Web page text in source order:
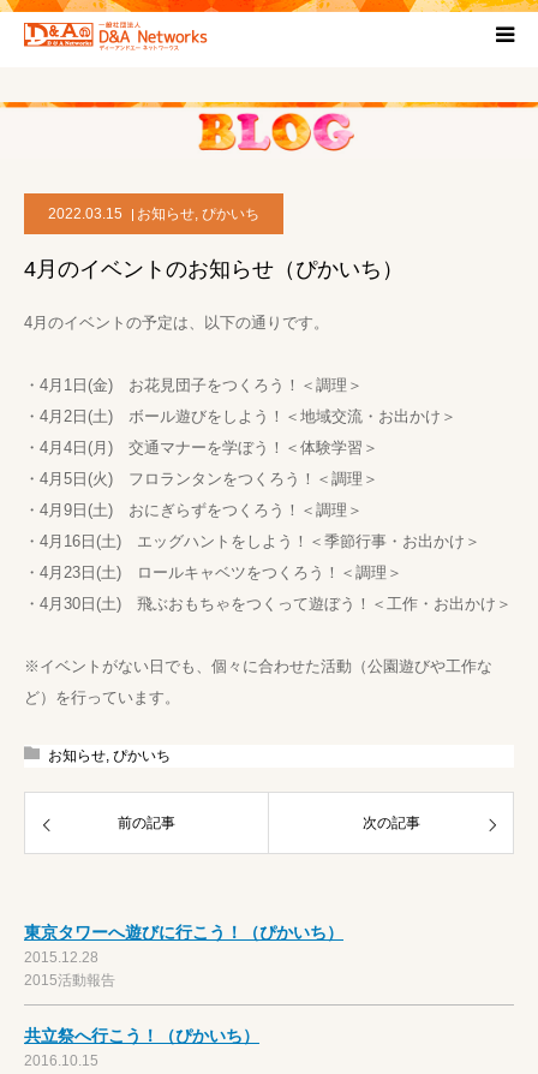
2022.03.15 お知らせ, ぴかいち
4月のイベントのお知らせ（ぴかいち）
4月のイベントの予定は、以下の通りです。
・4月1日(金) お花見団子をつくろう！＜調理＞
・4月2日(土) ボール遊びをしよう！＜地域交流・お出かけ＞
・4月4日(月) 交通マナーを学ぼう！＜体験学習＞
・4月5日(火) フロランタンをつくろう！＜調理＞
・4月9日(土) おにぎらずをつくろう！＜調理＞
・4月16日(土) エッグハントをしよう！＜季節行事・お出かけ＞
・4月23日(土) ロールキャベツをつくろう！＜調理＞
・4月30日(土) 飛ぶおもちゃをつくって遊ぼう！＜工作・お出かけ＞
※イベントがない日でも、個々に合わせた活動（公園遊びや工作な
ど）を行っています。
お知らせ, ぴかいち
前の記事 次の記事
東京タワーへ遊びに行こう！（ぴかいち）
2015.12.28
2015活動報告
共立祭へ行こう！（ぴかいち）
2016.10.15
HOME
プロジェクト概要
お問い合わせ
ブログ
プライバシーポリシー